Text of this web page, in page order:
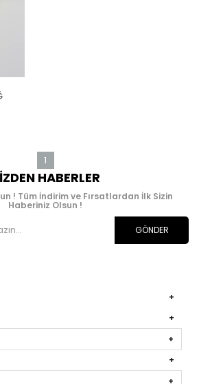
1
HABERLER
! Tüm İndirim ve Fırsatlardan İlk Sizin
Haberiniz Olsun !
GÖNDER